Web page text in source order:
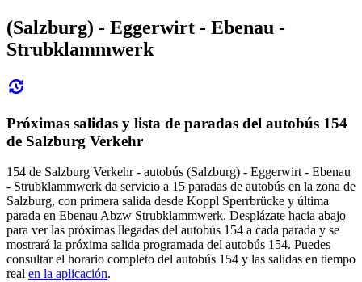
(Salzburg) - Eggerwirt - Ebenau -
Strubklammwerk
Próximas salidas y lista de paradas del autobús 154
de Salzburg Verkehr
154 de Salzburg Verkehr - autobús (Salzburg) - Eggerwirt - Ebenau
- Strubklammwerk da servicio a 15 paradas de autobús en la zona de
Salzburg, con primera salida desde Koppl Sperrbrücke y última
parada en Ebenau Abzw Strubklammwerk. Desplázate hacia abajo
para ver las próximas llegadas del autobús 154 a cada parada y se
mostrará la próxima salida programada del autobús 154. Puedes
consultar el horario completo del autobús 154 y las salidas en tiempo
real en la aplicación.